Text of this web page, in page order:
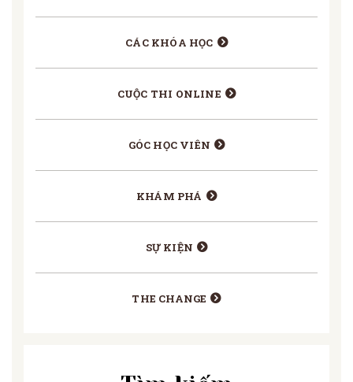
CÁC KHÓA HỌC
CUỘC THI ONLINE
GÓC HỌC VIÊN
KHÁM PHÁ
SỰ KIỆN
THE CHANGE